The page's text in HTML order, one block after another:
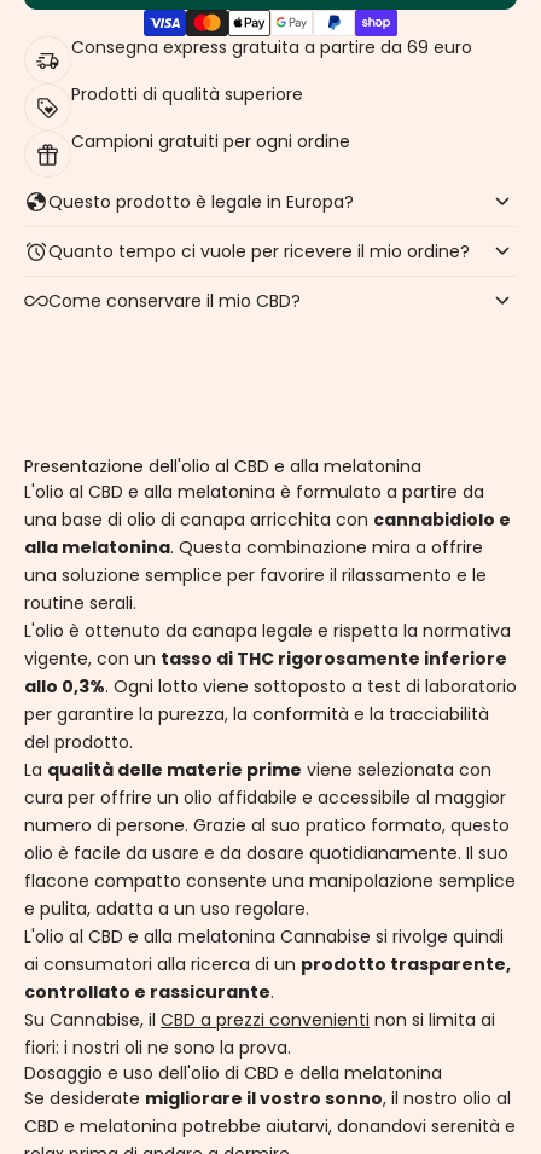
Consegna express gratuita a partire da 69 euro
Prodotti di qualità superiore
Campioni gratuiti per ogni ordine
Questo prodotto è legale in Europa?
Quanto tempo ci vuole per ricevere il mio ordine?
Come conservare il mio CBD?
Presentazione dell'olio al CBD e alla melatonina
L'olio al CBD e alla melatonina è formulato a partire da
una base di olio di canapa arricchita con cannabidiolo e
alla melatonina. Questa combinazione mira a offrire
una soluzione semplice per favorire il rilassamento e le
routine serali.
L'olio è ottenuto da canapa legale e rispetta la normativa
vigente, con un tasso di THC rigorosamente inferiore
allo 0,3%. Ogni lotto viene sottoposto a test di laboratorio
per garantire la purezza, la conformità e la tracciabilità
del prodotto.
La qualità delle materie prime viene selezionata con
cura per offrire un olio affidabile e accessibile al maggior
numero di persone. Grazie al suo pratico formato, questo
olio è facile da usare e da dosare quotidianamente. Il suo
flacone compatto consente una manipolazione semplice
e pulita, adatta a un uso regolare.
L'olio al CBD e alla melatonina Cannabise si rivolge quindi
ai consumatori alla ricerca di un prodotto trasparente,
controllato e rassicurante.
Su Cannabise, il CBD a prezzi convenienti non si limita ai
fiori: i nostri oli ne sono la prova.
Dosaggio e uso dell'olio di CBD e della melatonina
Se desiderate migliorare il vostro sonno, il nostro olio al
CBD e melatonina potrebbe aiutarvi, donandovi serenità e